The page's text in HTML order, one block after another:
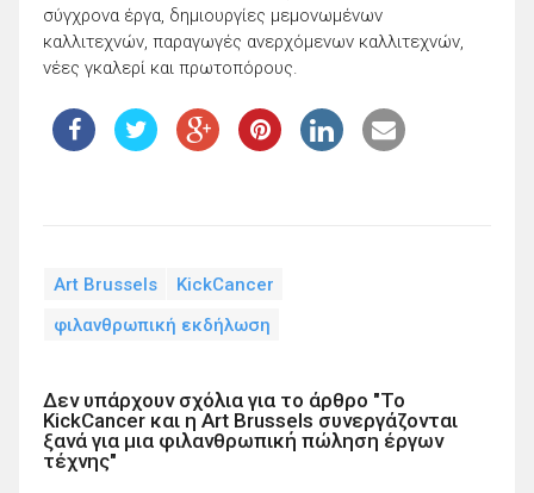
σύγχρονα έργα, δημιουργίες μεμονωμένων
καλλιτεχνών, παραγωγές ανερχόμενων καλλιτεχνών,
νέες γκαλερί και πρωτοπόρους.
Art Brussels
KickCancer
φιλανθρωπική εκδήλωση
Δεν υπάρχουν σχόλια για το άρθρο "Το
KickCancer και η Art Brussels συνεργάζονται
ξανά για μια φιλανθρωπική πώληση έργων
τέχνης"